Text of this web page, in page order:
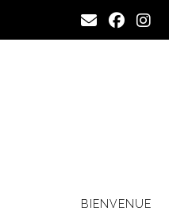
content
BIENVENUE